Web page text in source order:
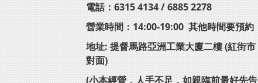
電話：6315 4134 / 6885 2278
營業時間：14:00-19:00 其他時間要預約
地址: 提督馬路亞洲工業大廈二樓 (紅街市
對面)
(小本經營，人手不足，如親臨前最好先告